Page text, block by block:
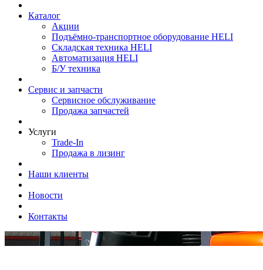
Каталог
Акции
Подъёмно-транспортное оборудование HELI
Складская техника HELI
Автоматизация HELI
Б/У техника
Сервис и запчасти
Сервисное обслуживание
Продажа запчастей
Услуги
Trade-In
Продажа в лизинг
Наши клиенты
Новости
Контакты